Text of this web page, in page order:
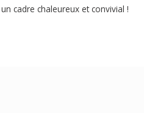
cadre chaleureux et convivial !